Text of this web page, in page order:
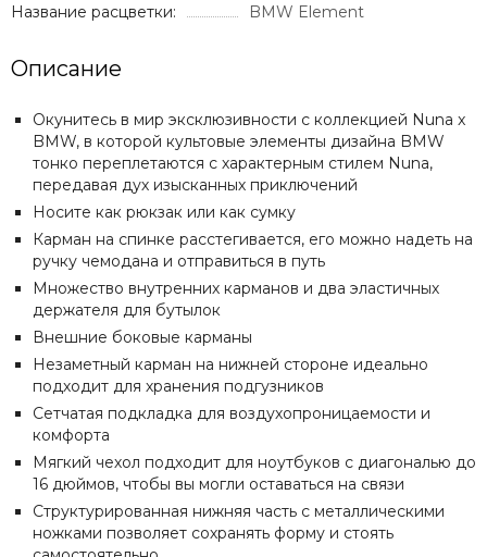
Pigeon
Ramili
Red Castle
Redsbaby
Suavinex
Somelove
Sweet Baby
Swimtrainer
Tutis
Tutti Bambini
Tutti di Mare
Valco Baby
VTech
Гандылян
Лель
Наследник Выжанова
4moms
Название расцветки:
BMW Element
Описание
Окунитесь в мир эксклюзивности с коллекцией Nuna x
BMW, в которой культовые элементы дизайна BMW
тонко переплетаются с характерным стилем Nuna,
передавая дух изысканных приключений
Носите как рюкзак или как сумку
Карман на спинке расстегивается, его можно надеть на
ручку чемодана и отправиться в путь
Множество внутренних карманов и два эластичных
держателя для бутылок
Внешние боковые карманы
Незаметный карман на нижней стороне идеально
подходит для хранения подгузников
Сетчатая подкладка для воздухопроницаемости и
комфорта
Мягкий чехол подходит для ноутбуков с диагональю до
16 дюймов, чтобы вы могли оставаться на связи
Структурированная нижняя часть с металлическими
ножками позволяет сохранять форму и стоять